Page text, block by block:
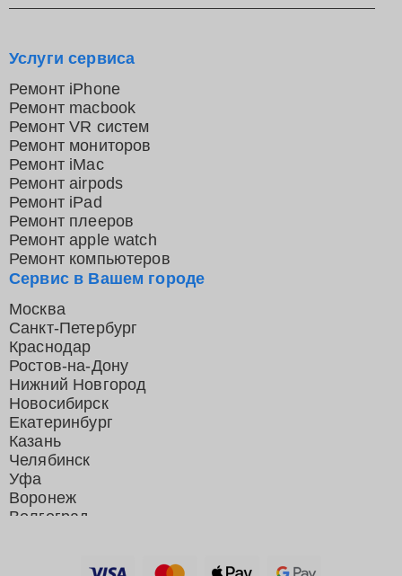
Сервис в Вашем городе
Москва
Санкт-Петербург
Краснодар
Ростов-на-Дону
Нижний Новгород
Новосибирск
Екатеринбург
Казань
Челябинск
Уфа
Воронеж
Волгоград
Услуги сервиса
Ремонт iPhone
Ремонт macbook
Ремонт VR систем
Ремонт мониторов
Ремонт iMac
Ремонт airpods
Ремонт iPad
Ремонт плееров
Ремонт apple watch
Ремонт компьютеров